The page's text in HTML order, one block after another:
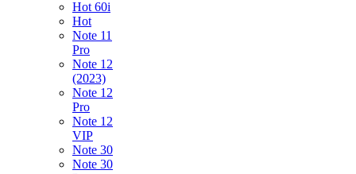
Hot 60i
Hot
Note 11
Pro
Note 12
(2023)
Note 12
Pro
Note 12
VIP
Note 30
Note 30